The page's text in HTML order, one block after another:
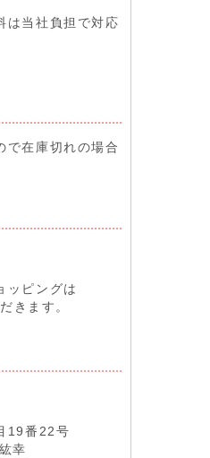
は当社負担で対応
で在庫切れの場合
ッピングは
きます。
19番22号
幸